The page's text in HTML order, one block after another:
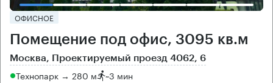
ОФИСНОЕ
Помещение под офис, 3095 кв.м
Москва, Проектируемый проезд 4062, 6
Технопарк → 280 м ~3 мин